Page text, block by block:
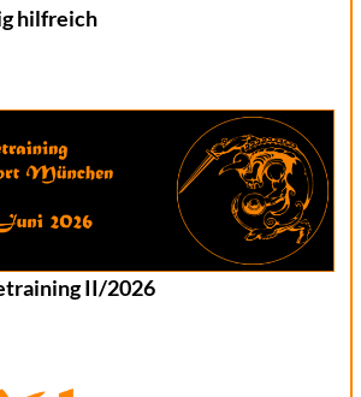
hilfreich
II/2026